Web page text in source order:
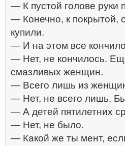
— К пустой голове руки
— Конечно, к покрытой,
купили.
— И на этом все
— Нет, не кончилось.
смазливых женщин.
— Всего лишь из
— Нет, не всего лишь.
— А детей пятилетних
— Нет, не было.
— Какой же ты мент,